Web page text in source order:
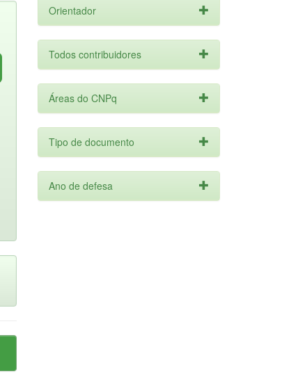
Orientador
Todos contribuidores
Áreas do CNPq
Tipo de documento
Ano de defesa